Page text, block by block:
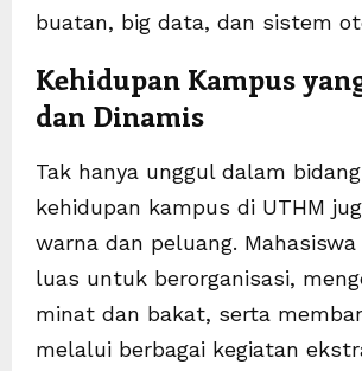
buatan, big data, dan sistem
Kehidupan Kampus
dan Dinamis
Tak hanya unggul dalam
kehidupan kampus di UTHM
warna dan peluang.
luas untuk berorganisasi,
minat dan bakat, serta
melalui berbagai kegiatan